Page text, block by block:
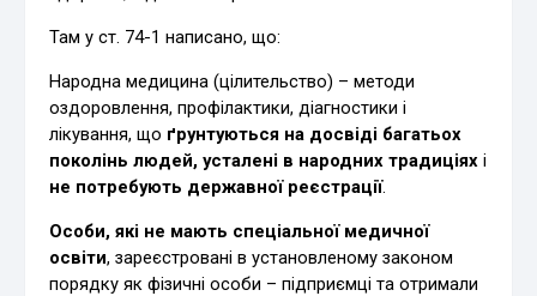
Там у ст. 74-1 написано, що:
Народна медицина (цілительство) – методи
оздоровлення, профілактики, діагностики і
лікування, що ґрунтуються на досвіді багатьох
поколінь людей, усталені в народних традиціях і
не потребують державної реєстрації.
Особи, які не мають спеціальної медичної
освіти, зареєстровані в установленому законом
порядку як фізичні особи – підприємці та отримали